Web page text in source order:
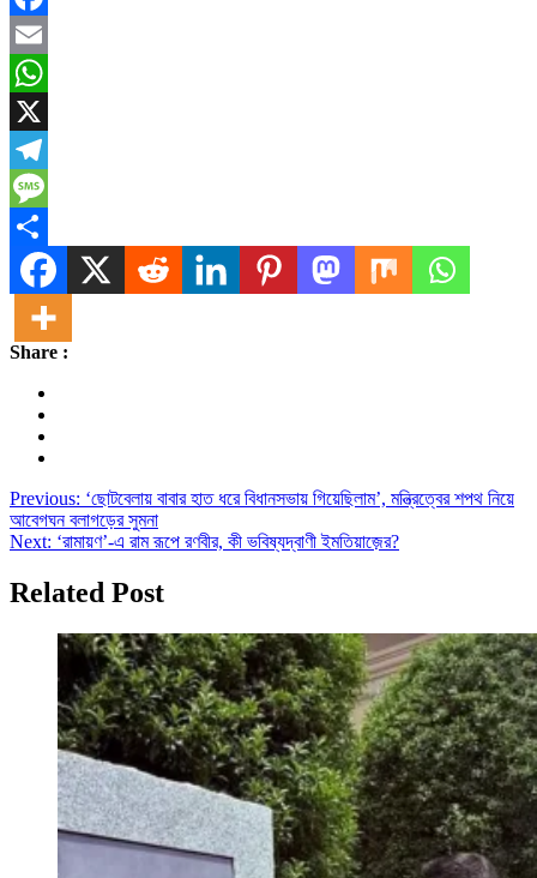
Facebook
Email
WhatsApp
X
Telegram
Message
Share
Share :
Post
navigation
Previous: ‘ছোটবেলায় বাবার হাত ধরে বিধানসভায় গিয়েছিলাম’, মন্ত্রিত্বের শপথ নিয়ে
আবেগঘন বলাগড়ের সুমনা
Next: ‘রামায়ণ’-এ রাম রূপে রণবীর, কী ভবিষ্যদ্বাণী ইমতিয়াজ়ের?
Related Post